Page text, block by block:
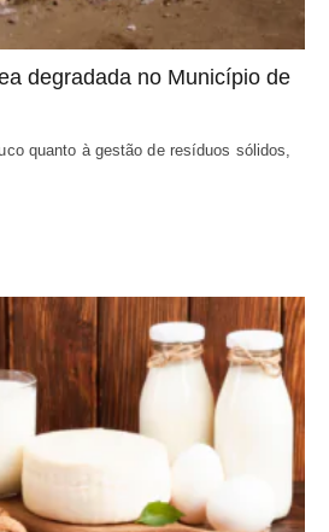
degradada no Município de
quanto à gestão de resíduos sólidos,